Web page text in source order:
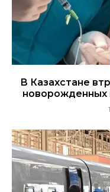
В Казахстане
новорожденных